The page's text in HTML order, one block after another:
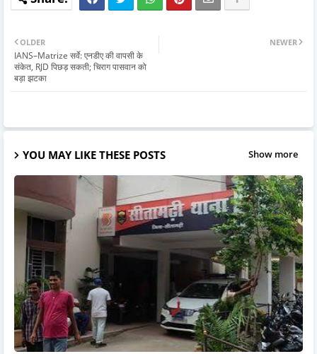
NEWER
OLDER
IANS–Matrize सर्वे: एनडीए की वापसी के
संकेत, RJD पिछड़ सकती; चिराग पासवान को
बड़ा झटका
YOU MAY LIKE THESE POSTS Show more